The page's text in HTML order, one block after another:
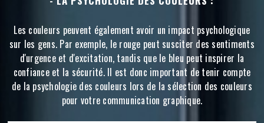
Les couleurs peuvent également avoir un impact psychologique
sur les gens. Par exemple, le rouge peut susciter des sentiments
d'urgence et d'excitation, tandis que le bleu peut inspirer la
confiance et la sécurité. Il est donc important de tenir compte
de la psychologie des couleurs lors de la sélection des couleurs
pour votre communication graphique.